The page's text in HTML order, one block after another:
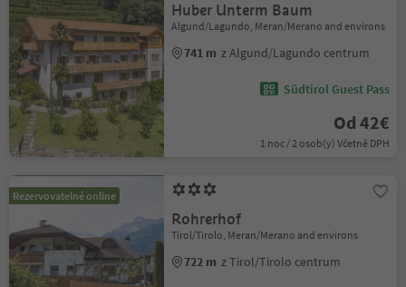
Huber Unterm Baum
Algund/Lagundo, Meran/Merano and environs
741 m z Algund/Lagundo centrum
Südtirol Guest Pass
Od 42€
1 noc / 2 osob(y) Včetně DPH
Rezervovatelné online
Rohrerhof
Tirol/Tirolo, Meran/Merano and environs
722 m z Tirol/Tirolo centrum